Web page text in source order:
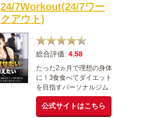
24/7Workout(24/7ワー
クアウト)
総合評価: 4.58
たった2ヵ月で理想の身体
に！3食食べてダイエット
を目指すパーソナルジム
公式サイトはこちら